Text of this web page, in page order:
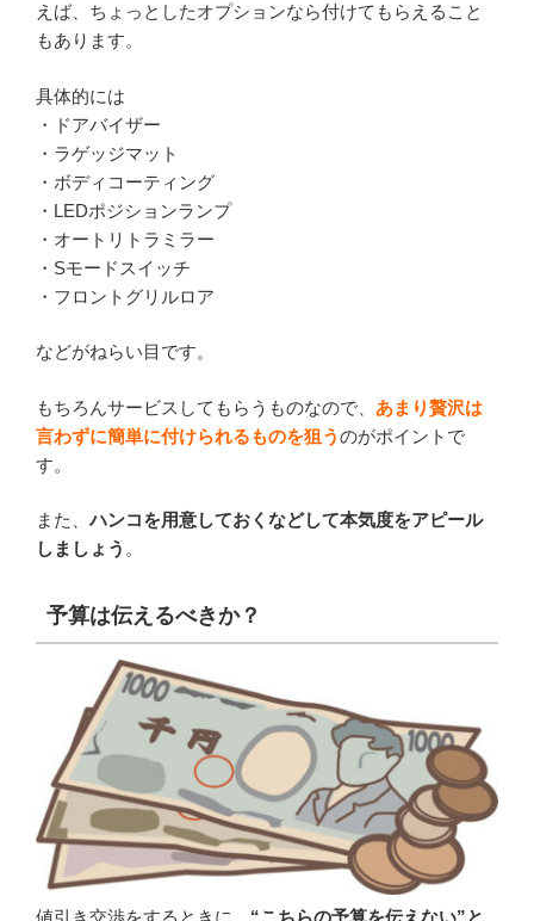
えば、ちょっとしたオプションなら付けてもらえること
もあります。
具体的には
・ドアバイザー
・ラゲッジマット
・ボディコーティング
・LEDポジションランプ
・オートリトラミラー
・Sモードスイッチ
・フロントグリルロア
などがねらい目です。
もちろんサービスしてもらうものなので、 あまり贅沢は
言わずに簡単に付けられるものを狙うのがポイントで
す。
また、ハンコを用意しておくなどして本気度をアピール
しましょう 。
予算は伝えるべきか？